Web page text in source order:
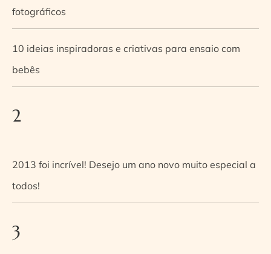
fotográficos
10 ideias inspiradoras e criativas para ensaio com
bebês
2
2013 foi incrível! Desejo um ano novo muito especial a
todos!
3